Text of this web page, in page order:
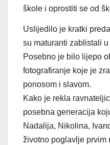
škole i oprostiti se od
Uslijedilo je kratki
su maturanti zablistali
Posebno je bilo lijepo
fotografiranje koje je
ponosom i slavom.
Kako je rekla
posebna generacija
Nadalija, Nikolina,
životno poglavlje prvim